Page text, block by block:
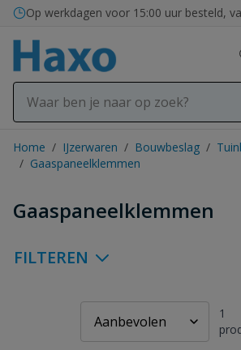
Ga naar de inhoud
Op werkdagen voor 15:00 uur besteld,
Home / IJzerwaren / Bouwbeslag /
/ Gaaspaneelklemmen
Gaaspaneelklemmen
FILTEREN
1